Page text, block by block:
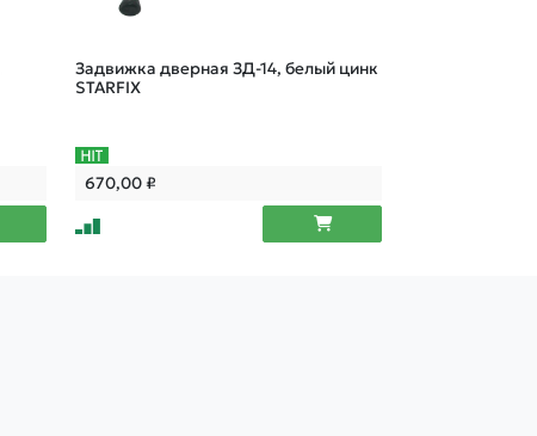
Задвижка дверная ЗД-14, белый цинк
STARFIX
670,00₽